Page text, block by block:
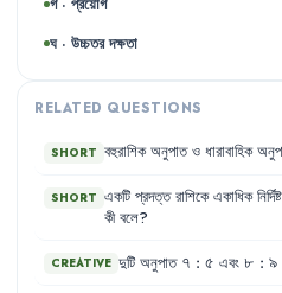
ঘ · উচ্চতর দক্ষতা
RELATED QUESTIONS
SHORT বহুরাশিক অনুপাত ও ধারাবাহিক
SHORT একটি প্রদত্ত রাশিকে একাধিক নির্দিষ্ট
কী বলে?
CREATIVE দুটি অনুপাত ৭
৭ : ৫ এবং৮
৮ : ৯